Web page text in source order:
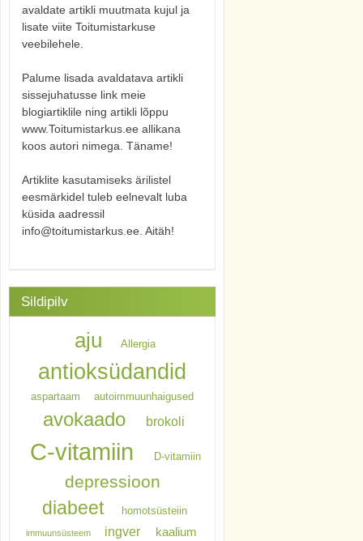
avaldate artikli muutmata kujul ja
lisate viite Toitumistarkuse
veebilehele.
Palume lisada avaldatava artikli
sissejuhatusse link meie
blogiartiklile ning artikli lõppu
www.Toitumistarkus.ee allikana
koos autori nimega. Täname!
Artiklite kasutamiseks ärilistel
eesmärkidel tuleb eelnevalt luba
küsida aadressil
info@toitumistarkus.ee. Aitäh!
Sildipilv
aju Allergia
antioksüdandid
aspartaam autoimmuunhaigused
avokaado brokoli
C-vitamiin D-vitamiin
depressioon
diabeet homotsüsteiin
immuunsüsteem ingver kaalium